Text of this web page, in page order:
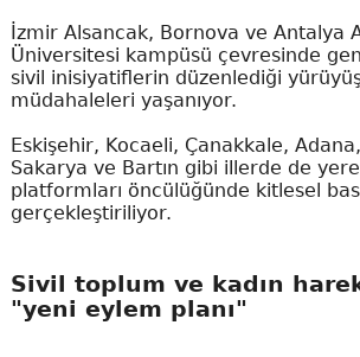
İzmir Alsancak, Bornova ve Antalya
Üniversitesi kampüsü çevresinde
sivil inisiyatiflerin düzenlediği
müdahaleleri yaşanıyor.
Eskişehir, Kocaeli, Çanakkale,
Sakarya ve Bartın gibi illerde de
platformları öncülüğünde kitlesel
gerçekleştiriliyor.
Sivil toplum ve kadın
"yeni eylem planı"